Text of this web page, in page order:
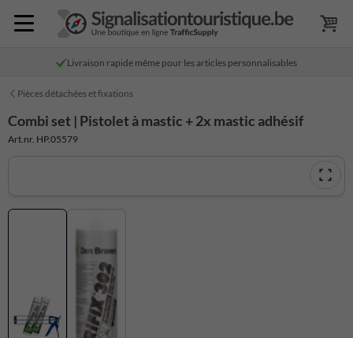
Livraison rapide même pour les articles personnalisables
Pièces détachées et fixations
Combi set | Pistolet à mastic + 2x mastic adhésif
Art.nr. HP.05579